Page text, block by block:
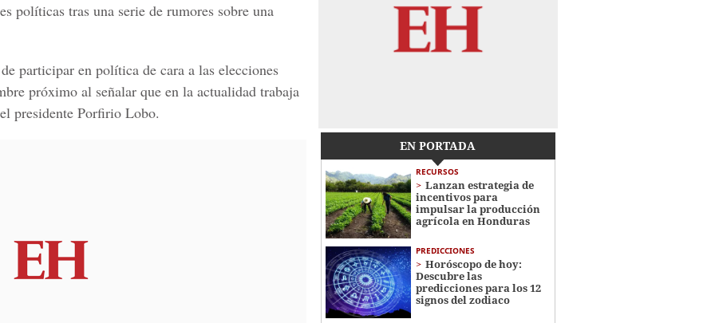
políticas tras una serie de rumores sobre una
participar en política de cara a las elecciones
próximo al señalar que en la actualidad trabaja
presidente Porfirio Lobo.
EN PORTADA
RECURSOS
Lanzan estrategia de
incentivos para
impulsar la producción
agrícola en Honduras
PREDICCIONES
Horóscopo de hoy:
Descubre las
predicciones para los 12
signos del zodiaco